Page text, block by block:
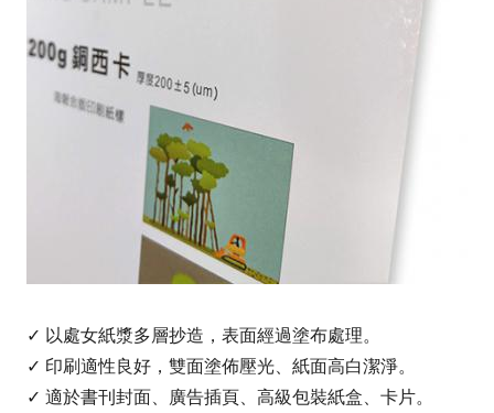
✓ 以處女紙漿多層抄造，表面經過塗布處理。
✓ 印刷適性良好，雙面塗佈壓光、紙面高白潔淨。
✓ 適於書刊封面、廣告插頁、高級包裝紙盒、卡片。